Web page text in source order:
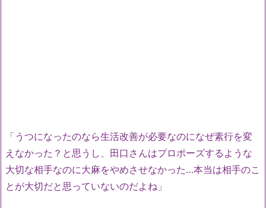
「うつになったのなら生活改善が必要なのになぜ素行を変
えなかった？と思うし、田口さんはプロポーズするような
大切な相手なのに大麻をやめさせなかった…本当は相手のこ
とが大切だと思っていないのだよね」